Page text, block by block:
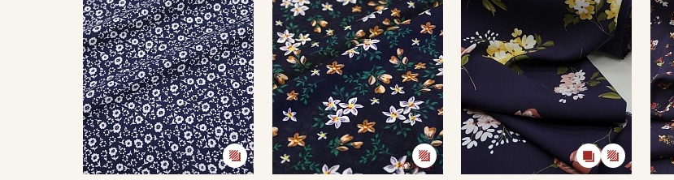
промокоды и скидки до 30% на узкие
категории тканей
Электронная почта
Подписаться